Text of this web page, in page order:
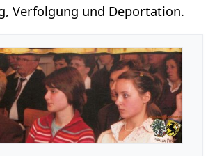
Verfolgung und Deportation.